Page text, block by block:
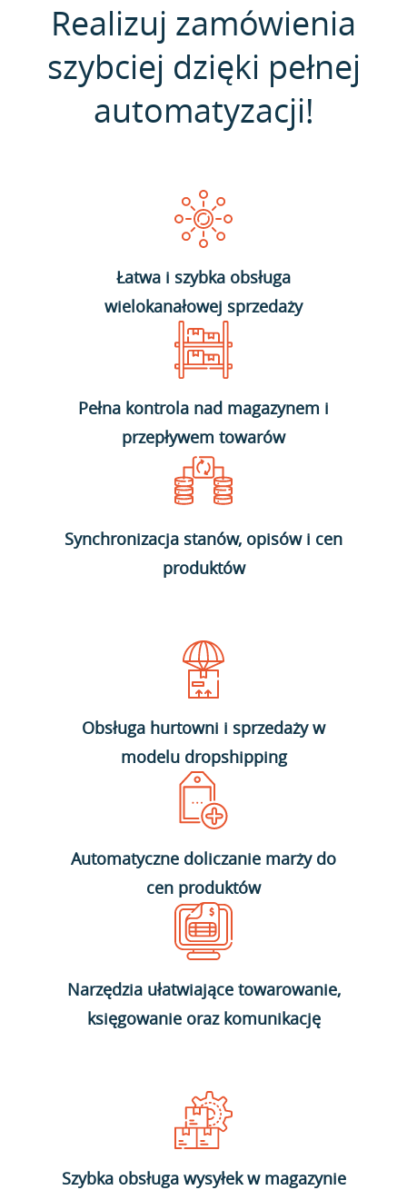
Realizuj zamówienia
szybciej dzięki pełnej
automatyzacji!
Łatwa i szybka obsługa
wielokanałowej sprzedaży
Pełna kontrola nad magazynem i
przepływem towarów
Synchronizacja stanów, opisów i cen
produktów
Obsługa hurtowni i sprzedaży w
modelu dropshipping
Automatyczne doliczanie marży do
cen produktów
Narzędzia ułatwiające towarowanie,
księgowanie oraz komunikację
Szybka obsługa wysyłek w magazynie